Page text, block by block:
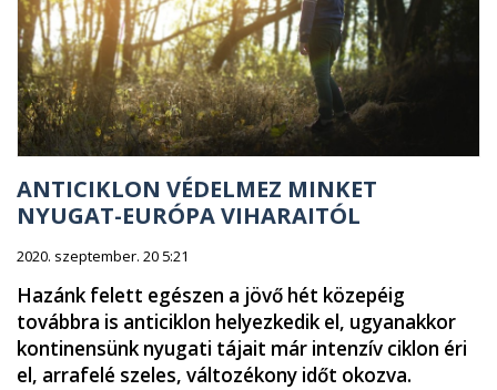
ANTICIKLON VÉDELMEZ MINKET
NYUGAT-EURÓPA VIHARAITÓL
2020. szeptember. 20 5:21
Hazánk felett egészen a jövő hét közepéig
továbbra is anticiklon helyezkedik el, ugyanakkor
kontinensünk nyugati tájait már intenzív ciklon éri
el, arrafelé szeles, változékony időt okozva.